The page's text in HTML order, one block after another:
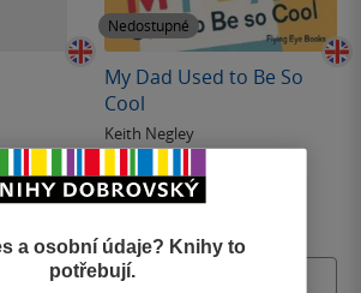
Nedostupné
My Dad Used to Be So
Cool
Keith Negley
5
hvězdiček
měkká vazba
a osobní údaje? Knihy to
potřebují.